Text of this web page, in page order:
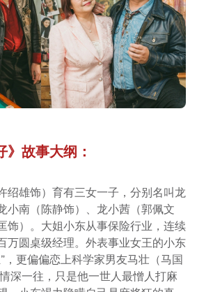
》故事大纲：
绍雄饰）育有三女一子，分别名叫龙
小南（陈静饰）、龙小茜（郭佩文
饰）。大姐小东从事保险行业，连续
万圆桌级经理。外表事业女王的小东
，更偏偏恋上科学家男友马壮（马国
深一往，只是他一世人最憎人打麻